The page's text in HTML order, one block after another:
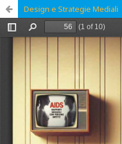
Design e Strategie Mediali